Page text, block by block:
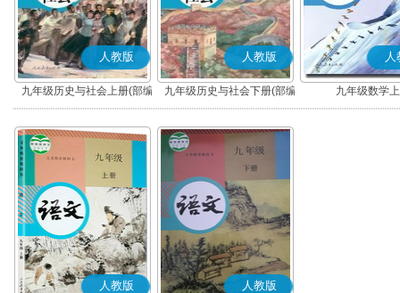
人教版
九年级历史与社会上册(部编
版)
人教版
九年级历史与社会下册(部编
版)
人
九年级数学
人教版 人教版